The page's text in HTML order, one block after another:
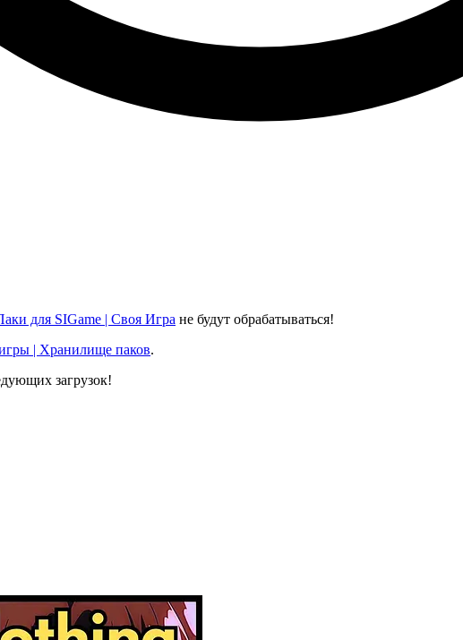
для SIGame | Своя Игра не будут обрабатываться!
| Хранилище паков.
загрузок!